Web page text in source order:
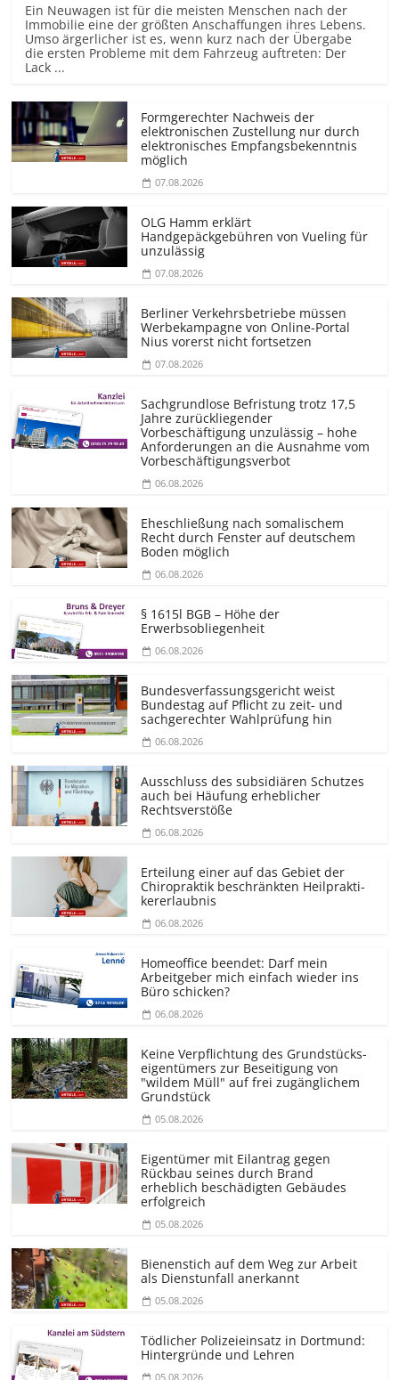
Ein Neuwagen ist für die meisten Menschen nach der
Immobilie eine der größten Anschaffungen ihres Lebens.
Umso ärgerlicher ist es, wenn kurz nach der Übergabe
die ersten Probleme mit dem Fahrzeug auftreten: Der
Lack ...
Formgerechter Nachweis der
elektronischen Zustellung nur durch
elektronisches Empfangsbekenntnis
möglich
07.08.2026
OLG Hamm erklärt
Handgepäckgebühren von Vueling für
unzulässig
07.08.2026
Berliner Verkehrsbetriebe müssen
Werbekampagne von Online-Portal
Nius vorerst nicht fortsetzen
07.08.2026
Sachgrundlose Befristung trotz 17,5
Jahre zurückliegender
Vorbeschäftigung unzulässig – hohe
Anforderungen an die Ausnahme vom
Vorbeschäf­tigungsverbot
06.08.2026
Eheschließung nach somalischem
Recht durch Fenster auf deutschem
Boden möglich
06.08.2026
§ 1615l BGB – Höhe der
Erwerbsobliegenheit
06.08.2026
Bundesver­fassungsgericht weist
Bundestag auf Pflicht zu zeit- und
sachgerechter Wahlprüfung hin
06.08.2026
Ausschluss des subsidiären Schutzes
auch bei Häufung erheblicher
Rechtsverstöße
06.08.2026
Erteilung einer auf das Gebiet der
Chiropraktik beschränkten Heilprakti­
kererlaubnis
06.08.2026
Homeoffice beendet: Darf mein
Arbeitgeber mich einfach wieder ins
Büro schicken?
06.08.2026
Keine Verpflichtung des Grundstücks­
eigentümers zur Beseitigung von
"wildem Müll" auf frei zugänglichem
Grundstück
05.08.2026
Eigentümer mit Eilantrag gegen
Rückbau seines durch Brand
erheblich beschädigten Gebäudes
erfolgreich
05.08.2026
Bienenstich auf dem Weg zur Arbeit
als Dienstunfall anerkannt
05.08.2026
Tödlicher Polizeieinsatz in Dortmund:
Hintergründe und Lehren
05.08.2026